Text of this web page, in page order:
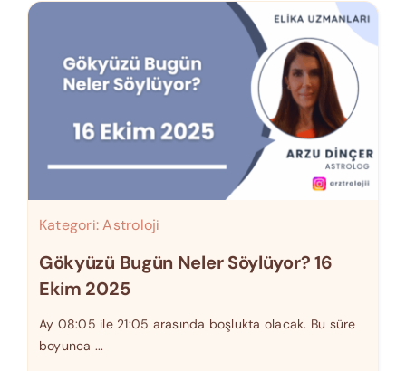
Kategori:Astroloji
Gökyüzü Bugün Neler Söylüyor? 16
Ekim 2025
Ay 08:05 ile 21:05 arasında boşlukta olacak. Bu süre
boyunca ...